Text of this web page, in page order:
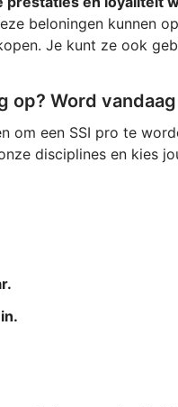
beloningen kunnen
Je kunt ze ook
op? Word
om een SSI pro te
disciplines en kies